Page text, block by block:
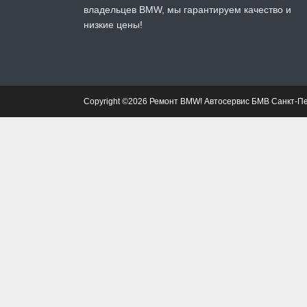
владельцев BMW, мы гарантируем качество и
низкие цены!
Copyright ©2026 Ремонт BMW! Автосервис БМВ Санкт-